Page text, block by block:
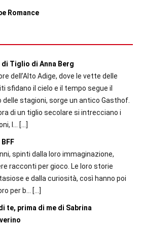
Romance
di Tiglio di Anna Berg
dell’Alto Adige, dove le vette delle
sfidano il cielo e il tempo segue il
delle stagioni, sorge un antico Gasthof.
di un tiglio secolare si intrecciano i
l...
[…]
spinti dalla loro immaginazione,
racconti per gioco. Le loro storie
e dalla curiosità, così hanno poi
per b...
[…]
te, prima di me di Sabrina